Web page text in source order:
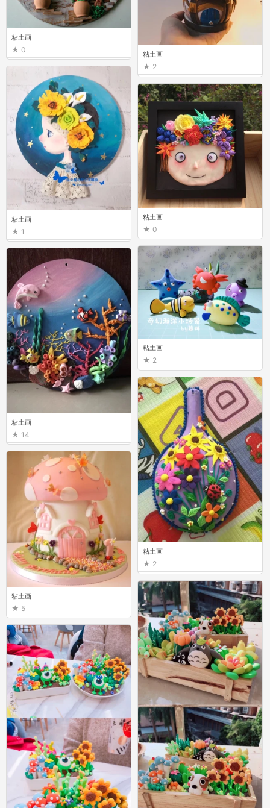
粘土画
0
粘土画
1
粘土画
0
粘土画
2
粘土画
5
粘土画
2
粘土画
14
粘土画
2